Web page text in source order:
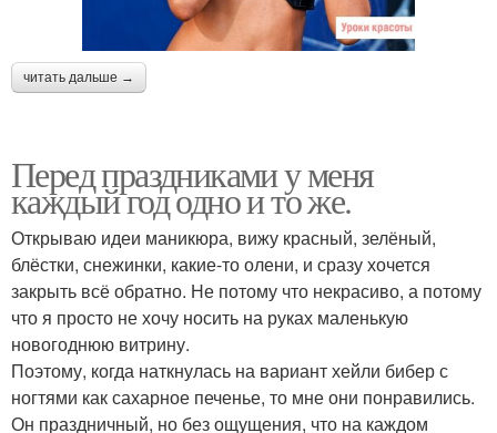
читать дальше →
Перед праздниками у меня
каждый год одно и то же.
Открываю идеи маникюра, вижу красный, зелёный,
блёстки, снежинки, какие-то олени, и сразу хочется
закрыть всё обратно. Не потому что некрасиво, а потому
что я просто не хочу носить на руках маленькую
новогоднюю витрину.
Поэтому, когда наткнулась на вариант хейли бибер с
ногтями как сахарное печенье, то мне они понравились.
Он праздничный, но без ощущения, что на каждом